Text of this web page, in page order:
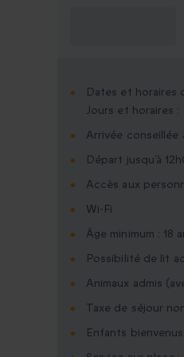
Dates et horaires
Jours et horaires
Arrivée conseillée
Départ jusqu’à
Accès aux
Wi-Fi
Âge minimum : 18
Possibilité de lit
Animaux admis
Taxe de séjour
Enfants bienvenus